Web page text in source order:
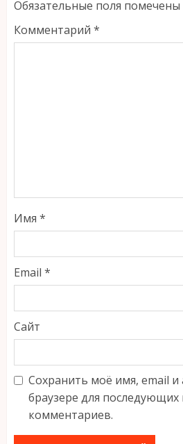
Обязательные поля помечены
Комментарий *
Имя *
Email *
Сайт
Сохранить моё имя, email и
браузере для последующих
комментариев.